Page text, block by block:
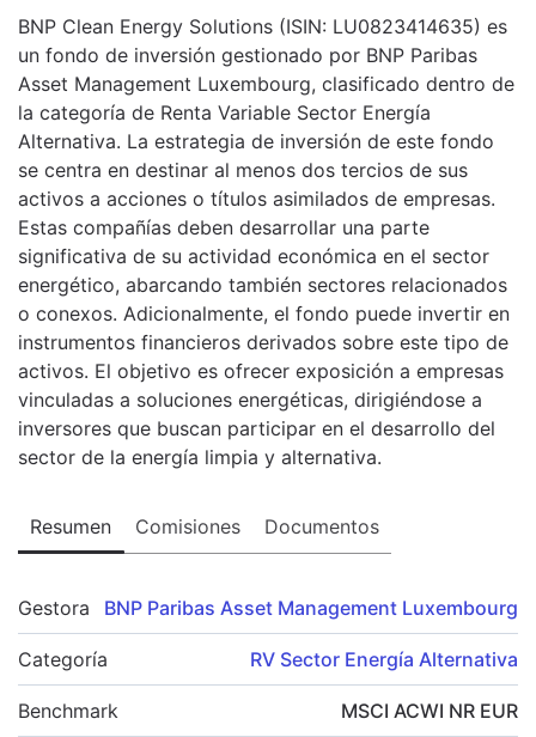
BNP Clean Energy Solutions (ISIN: LU0823414635) es
un fondo de inversión gestionado por BNP Paribas
Asset Management Luxembourg, clasificado dentro de
la categoría de Renta Variable Sector Energía
Alternativa. La estrategia de inversión de este fondo
se centra en destinar al menos dos tercios de sus
activos a acciones o títulos asimilados de empresas.
Estas compañías deben desarrollar una parte
significativa de su actividad económica en el sector
energético, abarcando también sectores relacionados
o conexos. Adicionalmente, el fondo puede invertir en
instrumentos financieros derivados sobre este tipo de
activos. El objetivo es ofrecer exposición a empresas
vinculadas a soluciones energéticas, dirigiéndose a
inversores que buscan participar en el desarrollo del
sector de la energía limpia y alternativa.
Resumen Comisiones Documentos
Gestora BNP Paribas Asset Management Luxembourg
Categoría RV Sector Energía Alternativa
Benchmark MSCI ACWI NR EUR